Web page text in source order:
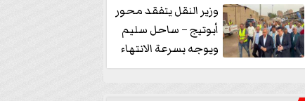
وزير النقل يتفقد محور
أبوتيج – ساحل سليم
ويوجه بسرعة الانتهاء
من...